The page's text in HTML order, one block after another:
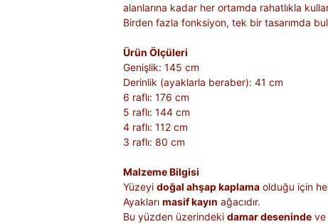
alanlarına kadar her ortamda rahatlıkla
Birden fazla fonksiyon, tek bir tasarımda
Ürün Ölçüleri
Genişlik: 145 cm
Derinlik (ayaklarla beraber): 41 cm
6 raflı: 176 cm
5 raflı: 144 cm
4 raflı: 112 cm
3 raflı: 80 cm
Malzeme Bilgisi
Yüzeyi doğal ahşap kaplama olduğu için
Ayakları masif kayın ağacıdır.
Bu yüzden üzerindeki damar deseninde ve